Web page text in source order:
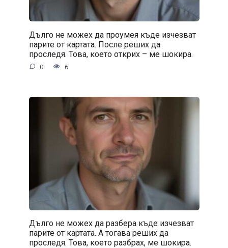
Дълго не можех да проумея къде изчезват
парите от картата. После реших да
проследя. Това, което открих – ме шокира.
0 6
Дълго не можех да разбера къде изчезват
парите от картата. А тогава реших да
проследя. Това, което разбрах, ме шокира.